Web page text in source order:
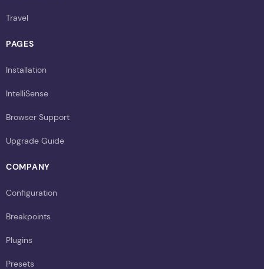
Travel
PAGES
Installation
IntelliSense
Browser Support
Upgrade Guide
COMPANY
Configuration
Breakpoints
Plugins
Presets